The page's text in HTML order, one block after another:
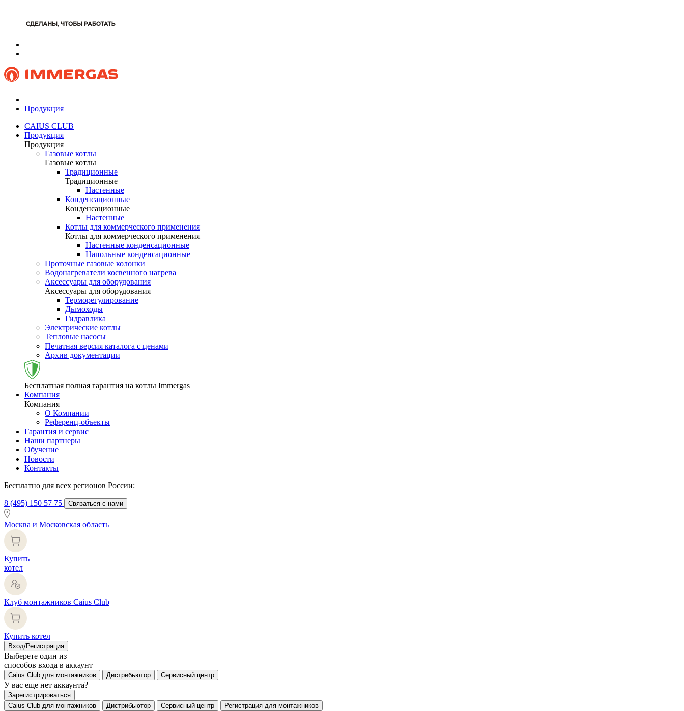
Продукция
CAIUS CLUB
Продукция
Продукция
Газовые котлы
Газовые котлы
Традиционные
Традиционные
Настенные
Конденсационные
Конденсационные
Настенные
Котлы для коммерческого применения
Котлы для коммерческого применения
Настенные конденсационные
Напольные конденсационные
Проточные газовые колонки
Водонагреватели косвенного нагрева
Аксессуары для оборудования
Аксессуары для оборудования
Терморегулирование
Дымоходы
Гидравлика
Электрические котлы
Тепловые насосы
Печатная версия каталога с ценами
Архив документации
Бесплатная полная гарантия на котлы Immergas
Компания
Компания
О Компании
Референц-объекты
Гарантия и сервис
Наши партнеры
Обучение
Новости
Контакты
Бесплатно для всех регионов России:
8 (495) 150 57 75 Связаться с нами
Москва и Московская область
Купить
котел
Клуб монтажников Caius Club
Купить котел
Вход/Регистрация
Выберете один из
способов входа в аккаунт
Caius Club для монтажников Дистрибьютор Сервисный центр
У вас еще нет аккаунта?
Зарегистрироваться
Caius Club для монтажников
Дистрибьютор Сервисный центр Регистрация для монтажников